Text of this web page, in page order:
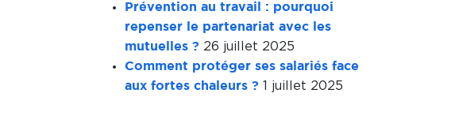
Prévention au travail : pourquoi
repenser le partenariat avec les
mutuelles ? 26 juillet 2025
Comment protéger ses salariés face
aux fortes chaleurs ? 1 juillet 2025